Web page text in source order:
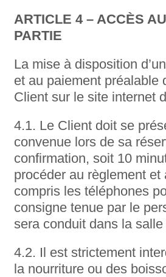
ARTICLE 4 – ACCÈS
PARTIE
La mise à disposition
et au paiement préalable
Client sur le site internet
4.1. Le Client doit se
convenue lors de sa
confirmation, soit 10
procéder au règlement
compris les téléphones
consigne tenue par le
sera conduit dans la salle
4.2. Il est strictement
la nourriture ou des